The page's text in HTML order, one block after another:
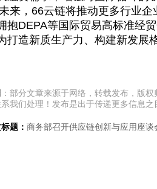
，66云链将推动更多行业企
抱DEPA等国际贸易高标准经
打造新质生产力、构建新发展
：部分文章来源于网络，转载发布，版
我们处理！发布是出于传递更多信息
题： 商务部召开供应链创新与应用座